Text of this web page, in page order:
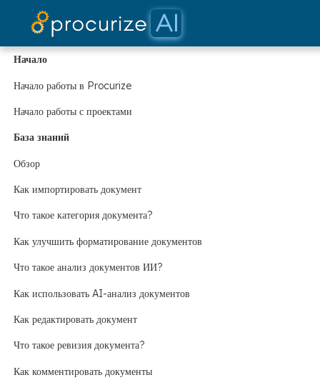
Начало
Начало работы в Procurize
Начало работы с проектами
База знаний
Обзор
Как импортировать документ
Что такое категория документа?
Как улучшить форматирование документов
Что такое анализ документов ИИ?
Как использовать AI-анализ документов
Как редактировать документ
Что такое ревизия документа?
Как комментировать документы